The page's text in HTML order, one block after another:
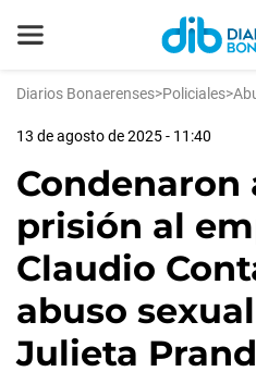
Diarios Bonaerenses>Policiales>
13 de agosto de 2025 - 11:40
Condenaron
prisión al
Claudio
abuso
Julieta